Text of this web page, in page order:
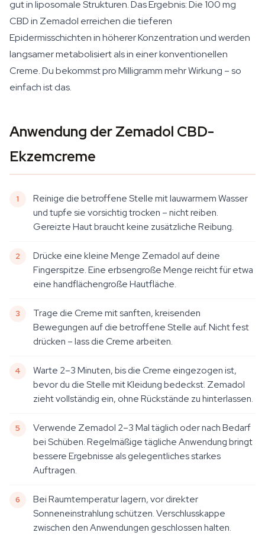
gut in liposomale Strukturen. Das Ergebnis: Die 100 mg
CBD in Zemadol erreichen die tieferen
Epidermisschichten in höherer Konzentration und werden
langsamer metabolisiert als in einer konventionellen
Creme. Du bekommst pro Milligramm mehr Wirkung – so
einfach ist das.
Anwendung der Zemadol CBD-
Ekzemcreme
Reinige die betroffene Stelle mit lauwarmem Wasser
und tupfe sie vorsichtig trocken – nicht reiben.
Gereizte Haut braucht keine zusätzliche Reibung.
Drücke eine kleine Menge Zemadol auf deine
Fingerspitze. Eine erbsengroße Menge reicht für etwa
eine handflächengroße Hautfläche.
Trage die Creme mit sanften, kreisenden
Bewegungen auf die betroffene Stelle auf. Nicht fest
drücken – lass die Creme arbeiten.
Warte 2–3 Minuten, bis die Creme eingezogen ist,
bevor du die Stelle mit Kleidung bedeckst. Zemadol
zieht vollständig ein, ohne Rückstände zu hinterlassen.
Verwende Zemadol 2–3 Mal täglich oder nach Bedarf
bei Schüben. Regelmäßige tägliche Anwendung bringt
bessere Ergebnisse als gelegentliches starkes
Auftragen.
Bei Raumtemperatur lagern, vor direkter
Sonneneinstrahlung schützen. Verschlusskappe
zwischen den Anwendungen geschlossen halten.